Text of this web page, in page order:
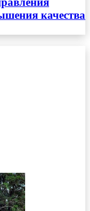
качества